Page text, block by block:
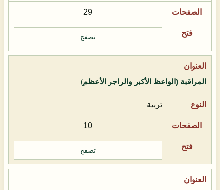
29
تصفح
المراقبة (الواعظ الأكبر والزاجر الأعظم)
تربية
10
تصفح